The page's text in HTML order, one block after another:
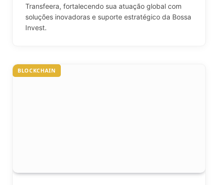
Transfeera, fortalecendo sua atuação global com
soluções inovadoras e suporte estratégico da Bossa
Invest.
BLOCKCHAIN